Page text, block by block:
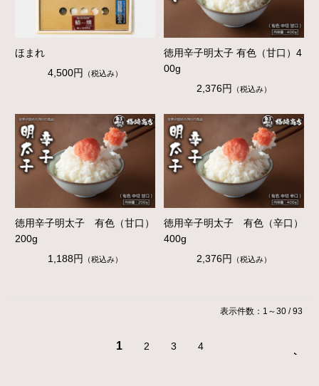
ほまれ
4,500円
（税込み）
徳用辛子明太子 有色（甘口）4
00g
2,376円
（税込み）
徳用辛子明太子 有色（甘口）
200g
1,188円 （税込み）
徳用辛子明太子 有色（辛口）
400g
2,376円
（税込み）
表示件数：1～30 / 93
1 2 3 4